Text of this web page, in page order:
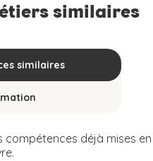
similaires
similaires
compétences déjà mises en